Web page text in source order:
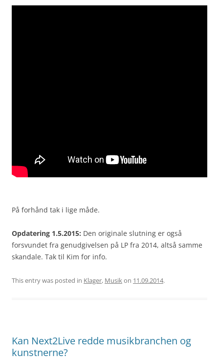
På forhånd tak i lige måde.
Opdatering 1.5.2015: Den originale slutning er også
forsvundet fra genudgivelsen på LP fra 2014, altså samme
skandale. Tak til Kim for info.
This entry was posted in Klager, Musikon 11.09.2014.
Kan Next2Live redde musikbranchen og
kunstnerne?